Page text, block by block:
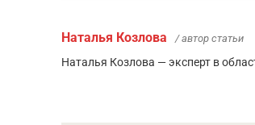
Наталья Козлова / автор статьи
Наталья Козлова — эксперт в